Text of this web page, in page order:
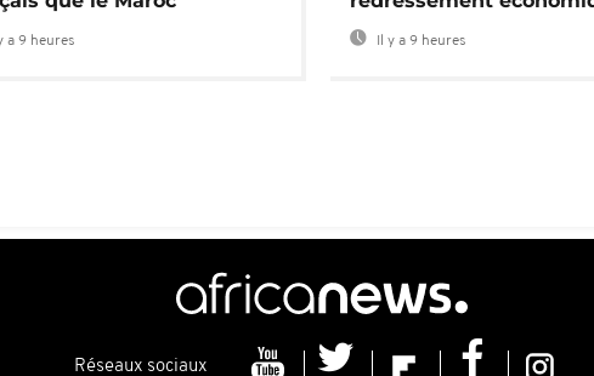
a 9 heures Il y a 9 heures
Réseaux sociaux